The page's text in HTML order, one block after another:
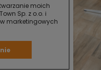
moich
Sp. z o.o. i
marketingowych